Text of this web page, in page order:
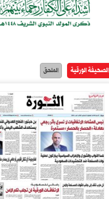
الصحيفة الورقية الملحق